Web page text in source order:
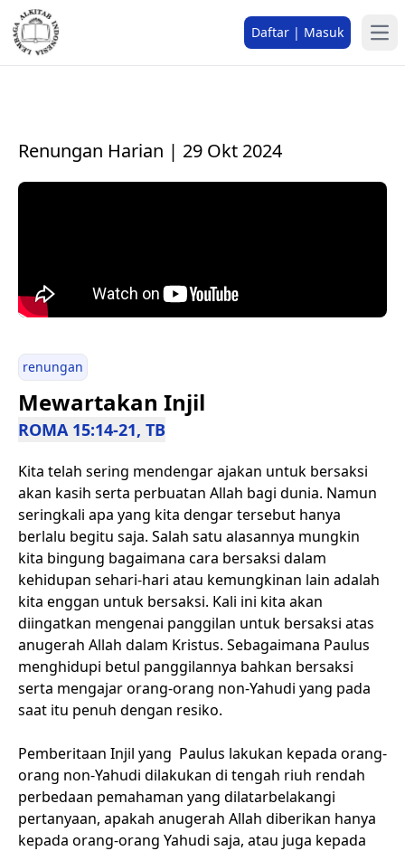
Daftar | Masuk
Renungan Harian | 29 Okt 2024
renungan
Mewartakan Injil
ROMA 15:14-21, TB
Kita telah sering mendengar ajakan untuk bersaksi
akan kasih serta perbuatan Allah bagi dunia. Namun
seringkali apa yang kita dengar tersebut hanya
berlalu begitu saja. Salah satu alasannya mungkin
kita bingung bagaimana cara bersaksi dalam
kehidupan sehari-hari atau kemungkinan lain adalah
kita enggan untuk bersaksi. Kali ini kita akan
diingatkan mengenai panggilan untuk bersaksi atas
anugerah Allah dalam Kristus. Sebagaimana Paulus
menghidupi betul panggilannya bahkan bersaksi
serta mengajar orang-orang non-Yahudi yang pada
saat itu penuh dengan resiko.
Pemberitaan Injil yang Paulus lakukan kepada orang-
orang non-Yahudi dilakukan di tengah riuh rendah
perbedaan pemahaman yang dilatarbelakangi
pertanyaan, apakah anugerah Allah diberikan hanya
kepada orang-orang Yahudi saja, atau juga kepada